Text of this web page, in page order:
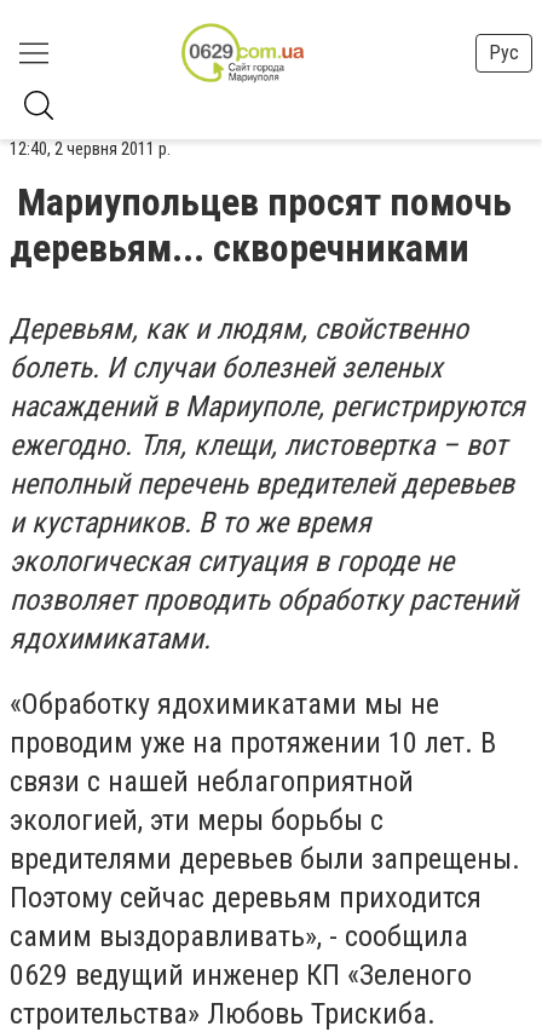
Рус
12:40, 2 червня 2011 р.
Мариупольцев просят помочь
деревьям... скворечниками
Деревьям, как и людям, свойственно
болеть. И случаи болезней зеленых
насаждений в Мариуполе, регистрируются
ежегодно. Тля, клещи, листовертка – вот
неполный перечень вредителей деревьев
и кустарников. В то же время
экологическая ситуация в городе не
позволяет проводить обработку растений
ядохимикатами.
«Обработку ядохимикатами мы не
проводим уже на протяжении 10 лет. В
связи с нашей неблагоприятной
экологией, эти меры борьбы с
вредителями деревьев были запрещены.
Поэтому сейчас деревьям приходится
самим выздоравливать», - сообщила
0629 ведущий инженер КП «Зеленого
строительства» Любовь Трискиба.